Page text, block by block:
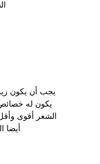
يجب أن يكون
يكون له
الشعر أقوى
أيضا